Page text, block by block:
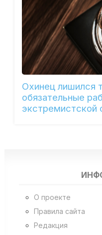
Охинец лишился
обязательные
экстремистской
О проекте
Правила сайта
Редакция